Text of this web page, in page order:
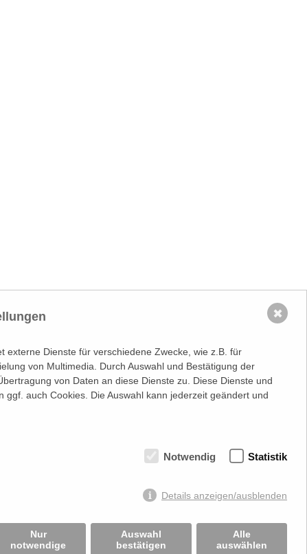
keine Verantwortung über Inhalte die durch
externe Dienste für verschiedene Zwecke, wie z.B. für
von Multimedia. Durch Auswahl und Bestätigung der
von Daten an diese Dienste zu. Diese Dienste und
ggf. auch Cookies. Die Auswahl kann jederzeit geändert und
Notwendig Statistik
Details anzeigen/ausblenden
Nur
notwendige
Auswahl
bestätigen
Alle
auswählen
✖